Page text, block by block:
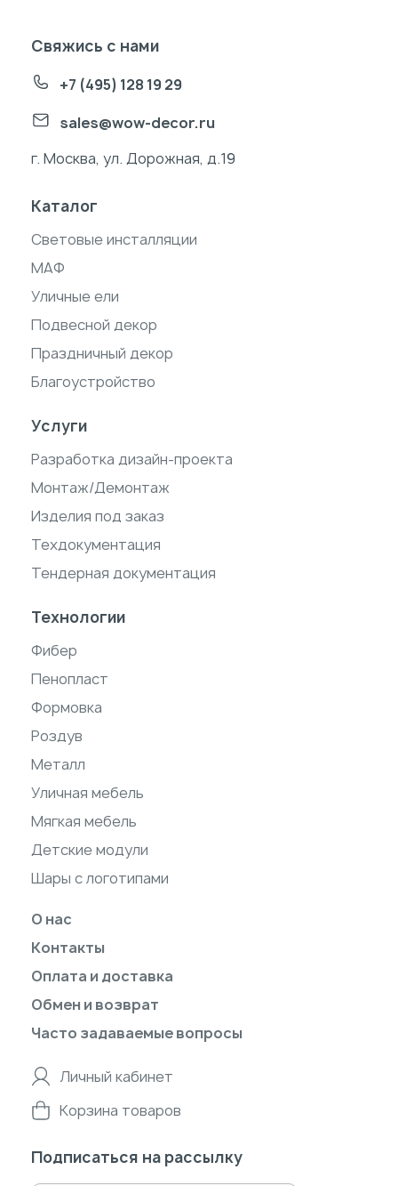
Свяжись с нами
+7 (495) 128 19 29
sales@wow-decor.ru
г. Москва, ул. Дорожная, д.19
Каталог
Световые инсталляции
МАФ
Уличные ели
Подвесной декор
Праздничный декор
Благоустройство
Услуги
Разработка дизайн-проекта
Монтаж/Демонтаж
Изделия под заказ
Техдокументация
Тендерная документация
Технологии
Фибер
Пенопласт
Формовка
Роздув
Металл
Уличная мебель
Мягкая мебель
Детские модули
Шары с логотипами
О нас
Контакты
Оплата и доставка
Обмен и возврат
Часто задаваемые вопросы
Личный кабинет
Корзина товаров
Подписаться на рассылку